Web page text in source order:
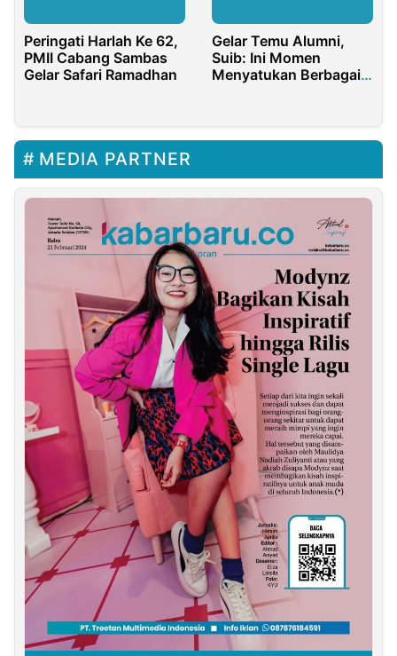
Peringati Harlah Ke 62,
PMII Cabang Sambas
Gelar Safari Ramadhan
Gelar Temu Alumni,
Suib: Ini Momen
Menyatukan Berbagai
MEDIA PARTNER